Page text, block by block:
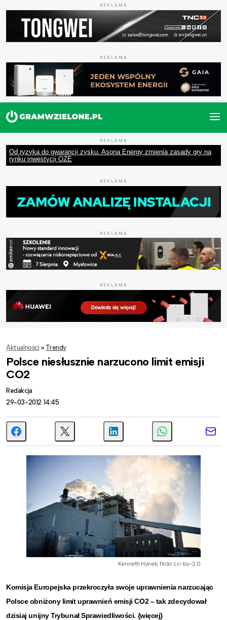
REKLAMA
REKLAMA
REKLAMA
Od ryzyka do gwarancji zysku. Asona Energy zmienia zasady gry na
rynku inwestycji OZE
REKLAMA
REKLAMA
REKLAMA
Aktualności » Trendy
Polsce niesłusznie narzucono limit emisji
CO2
Redakcja
29-03-2012 14:45
Kenneth Hynek, flickr cc-by-2.0
Komisja Europejska przekroczyła swoje uprawnienia narzucając
Polsce obniżony limit uprawnień emisji CO2 – tak zdecydował
dzisiaj unijny Trybunał Sprawiedliwości. {więcej}